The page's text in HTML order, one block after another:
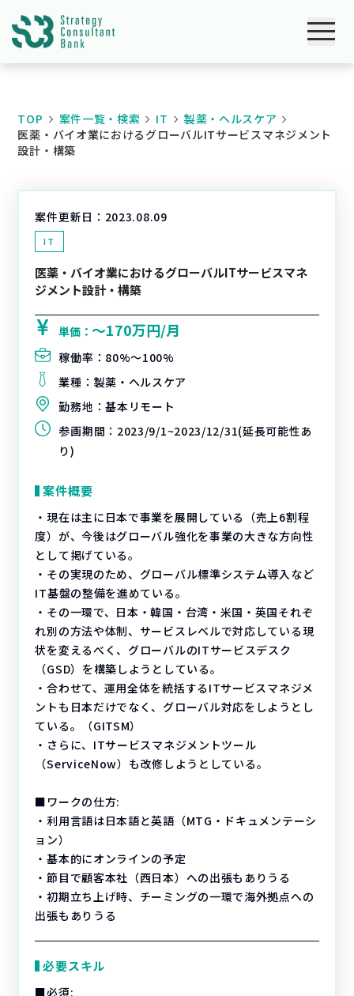
TOP 案件一覧・検索 IT
製薬・ヘルスケア
医薬・バイオ業におけるグローバルITサービスマネジメント
設計・構築
案件更新日： 2023.08.09
IT
医薬・バイオ業におけるグローバルITサービスマネ
ジメント設計・構築
単価：〜170万円/月
稼働率： 80%〜100%
業種： 製薬・ヘルスケア
勤務地：基本リモート
参画期間： 2023/9/1~2023/12/31(延長可能性あ
り)
案件概要
・現在は主に日本で事業を展開している（売上6割程
度）が、今後はグローバル強化を事業の大きな方向性
として掲げている。
・その実現のため、グローバル標準システム導入など
IT基盤の整備を進めている。
・その一環で、日本・韓国・台湾・米国・英国それぞ
れ別の方法や体制、サービスレベルで対応している現
状を変えるべく、グローバルのITサービスデスク
（GSD）を構築しようとしている。
・合わせて、運用全体を統括するITサービスマネジメ
ントも日本だけでなく、グローバル対応をしようとし
ている。（GITSM）
・さらに、ITサービスマネジメントツール
（ServiceNow）も改修しようとしている。
■ワークの仕方:
・利用言語は日本語と英語（MTG・ドキュメンテーシ
ョン）
・基本的にオンラインの予定
・節目で顧客本社（西日本）への出張もありうる
・初期立ち上げ時、チーミングの一環で海外拠点への
出張もありうる
必要スキル
■必須: